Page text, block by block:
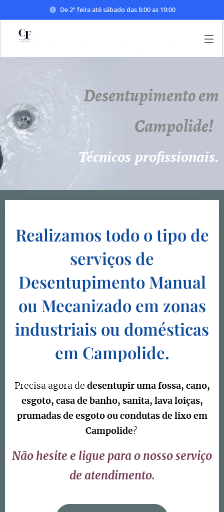
De 2º feira até sábado das 8:00 as 19:00
Desentupimento em
Campolide!
Técnicos profissionais.
Realizamos todo o tipo de
serviços de
Desentupimento Manual
ou Mecanizado em zonas
industriais ou domésticas
em Campolide.
Precisa agora de desentupir uma fossa, cano,
esgoto, casa de banho, sanita, lava loiças,
prumadas de esgoto ou condutas de lixo em
Campolide?
Não hesite e ligue para o nosso serviço
de atendimento.